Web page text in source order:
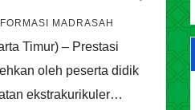
di LT II
Cipayung
MADRASAH
Timur) – Prestasi
oleh peserta didik
ekstrakurikuler…